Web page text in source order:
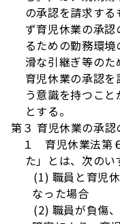
の承認を請求す
ず育児休業の承
るための勤務環
滑な引継ぎ等の
育児休業の承認
う意識を持つこ
とする。
第３ 育児休業の承
１ 育児休業法第
た」とは、次のい
(1) 職員と育児休
なった場合
(2) 職員が負傷、